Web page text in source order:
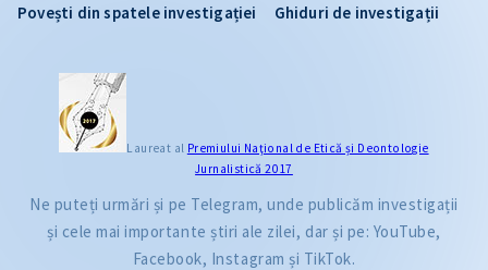
Povești din spatele investigației
Ghiduri de investigații
Laureat al Premiului Naţional de Etică și Deontologie
Jurnalistică 2017
Ne puteți urmări și pe Telegram, unde publicăm investigații
și cele mai importante știri ale zilei, dar și pe: YouTube,
Facebook, Instagram și TikTok.